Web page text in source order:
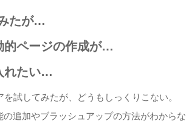
たが…
的ページの作成が…
れたい…
試してみたが、どうもしっくりこない。
追加やブラッシュアップの方法がわからな